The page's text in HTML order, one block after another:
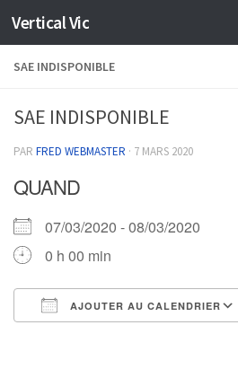
Skip to content
Vertical Vic
SAE INDISPONIBLE
SAE INDISPONIBLE
PAR FRED WEBMASTER · 7 MARS 2020
QUAND
07/03/2020 - 08/03/2020
0 h 00 min
AJOUTER AU CALENDRIER